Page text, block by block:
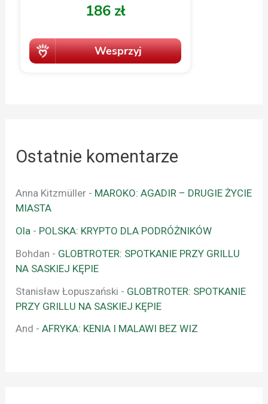
Ostatnie komentarze
Anna Kitzmüller - MAROKO: AGADIR – DRUGIE ŻYCIE
MIASTA
Ola - POLSKA: KRYPTO DLA PODRÓŻNIKÓW
Bohdan - GLOBTROTER: SPOTKANIE PRZY GRILLU
NA SASKIEJ KĘPIE
Stanisław Łopuszański - GLOBTROTER: SPOTKANIE
PRZY GRILLU NA SASKIEJ KĘPIE
And -AFRYKA: KENIA I MALAWI BEZ WIZ